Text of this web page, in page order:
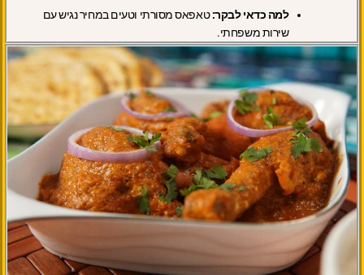
למה כדאי לבקר:טאפאס מסורתי וטעים במחיר נגיש עם
שירות משפחתי.